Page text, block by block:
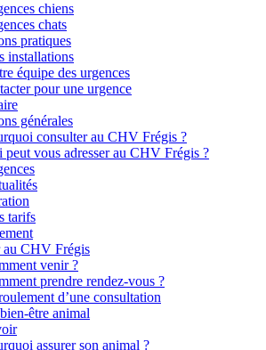
chiens
chats
pratiques
installations
équipe des urgences
pour une urgence
générales
consulter au CHV Frégis ?
peut vous adresser au CHV Frégis ?
tarifs
au CHV Frégis
venir ?
prendre rendez-vous ?
d’une consultation
être animal
assurer son animal ?